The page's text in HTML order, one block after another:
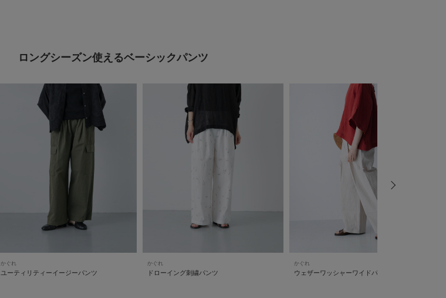
ロングシーズン使えるベーシックパンツ
かぐれ
ユーティリティーイージーパンツ
かぐれ
ドローイング刺繍パンツ
かぐれ
ウェザーワッシャーワイドパンツ